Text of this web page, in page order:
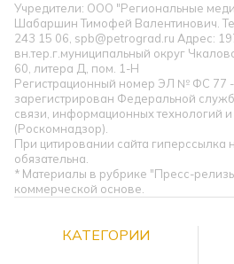
Учредители: ООО "Региональные
Шабаршин Тимофей Валентинович.
243 15 06, spb@petrograd.ru Адрес:
вн.тер.г.муниципальный округ
60, литера Д, пом. 1-Н
Регистрационный номер ЭЛ № ФС 77 -
зарегистрирован Федеральной
связи, информационных технологий
(Роскомнадзор).
При цитировании сайта гиперссылка
обязательна.
* Материалы в рубрике "Пресс-
коммерческой основе.
КАТЕГОРИИ